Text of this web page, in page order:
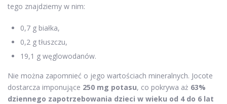
tego znajdziemy w nim:
0,7 g białka,
0,2 g tłuszczu,
19,1 g węglowodanów.
Nie można zapomnieć o jego wartościach mineralnych. Jocote
dostarcza imponujące 250 mg potasu, co pokrywa aż 63%
dziennego zapotrzebowania dzieci w wieku od 4 do 6 lat